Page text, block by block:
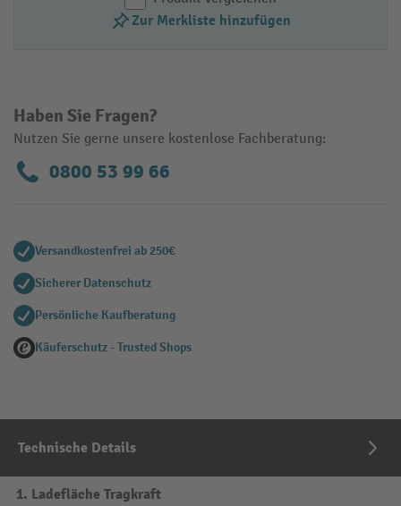
Zur Merkliste hinzufügen
Haben Sie Fragen?
Nutzen Sie gerne unsere kostenlose Fachberatung:
0800 53 99 66
Versandkostenfrei ab 250€
Sicherer Datenschutz
Persönliche Kaufberatung
Käuferschutz - Trusted Shops
Technische Details
1. Ladefläche Tragkraft